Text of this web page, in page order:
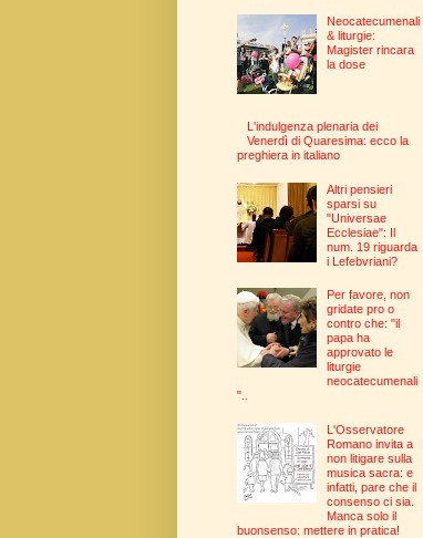
Neocatecumenali
& liturgie:
Magister rincara
la dose
L'indulgenza plenaria dei
Venerdì di Quaresima: ecco la
preghiera in italiano
Altri pensieri
sparsi su
"Universae
Ecclesiae": Il
num. 19 riguarda
i Lefebvriani?
Per favore, non
gridate pro o
contro che: "il
papa ha
approvato le
liturgie
neocatecumenali
"..
L'Osservatore
Romano invita a
non litigare sulla
musica sacra: e
infatti, pare che il
consenso ci sia.
Manca solo il
buonsenso: mettere in pratica!